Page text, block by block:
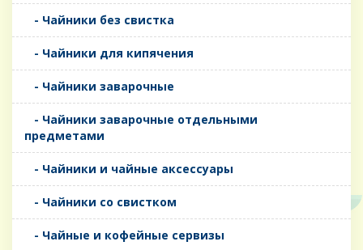
- Чайники без свистка
- Чайники для кипячения
- Чайники заварочные
- Чайники заварочные отдельными
предметами
- Чайники и чайные аксессуары
- Чайники со свистком
- Чайные и кофейные сервизы